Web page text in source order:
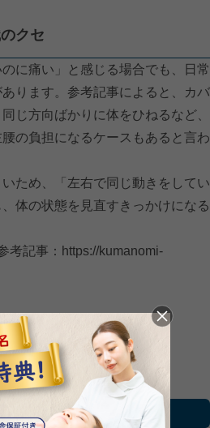
クセ
に痛い」と感じる場合でも、日常
ります。参考記事によると、カバ
じ方向ばかりに体をひねるなど、
腰の負担になるケースもあると言わ
ため、「左右で同じ動きをしてい
体の状態を見直すきっかけになる
考記事： https://kumanomi-
置関係の考え方